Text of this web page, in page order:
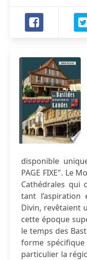
disponible
PAGE FIXE". Le
Cathédrales qui
tant
Divin, revêtaient
cette époque
le temps des
forme
particulier la